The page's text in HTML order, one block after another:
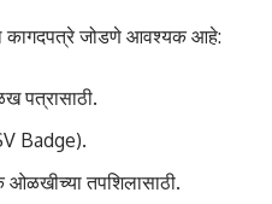
कागदपत्रे जोडणे आवश्यक आहे:
पत्रासाठी.
Badge).
ओळखीच्या तपशिलासाठी.